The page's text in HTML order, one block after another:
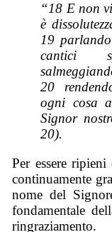
“18 E non
è
19
cantici
20
ogni cosa
Signor
20).
Per essere
continuamente
nome del
fondamentale
ringraziamento.